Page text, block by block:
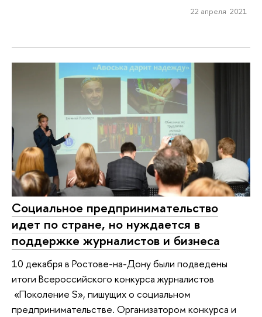
22 апреля 2021
Социальное предпринимательство
идет по стране, но нуждается в
поддержке журналистов и бизнеса
10 декабря в Ростове-на-Дону были подведены
итоги Всероссийского конкурса журналистов
«Поколение S», пишущих о социальном
предпринимательстве. Организатором конкурса и